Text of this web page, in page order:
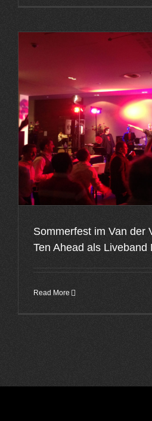
Sommerfest im Van der
Ten Ahead als Liveband
Read More